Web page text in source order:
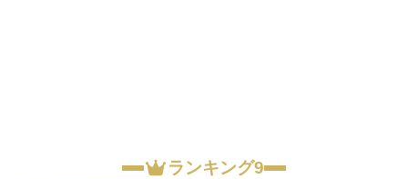
ランキング9